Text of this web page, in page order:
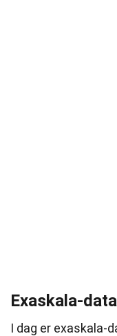
Exaskala-
I dag er exaskala-